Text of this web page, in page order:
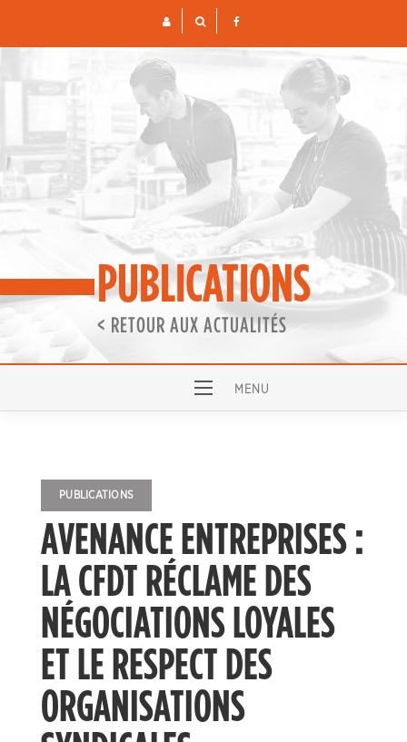
PUBLICATIONS
< RETOUR AUX ACTUALITÉS
PUBLICATIONS
AVENANCE ENTREPRISES :
LA CFDT RÉCLAME DES
NÉGOCIATIONS LOYALES
ET LE RESPECT DES
ORGANISATIONS